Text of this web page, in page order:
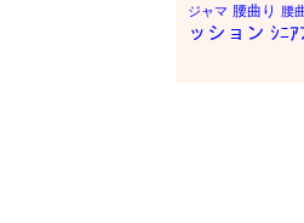
ジャマ 腰曲り 腰
ッション ｼﾆｱ